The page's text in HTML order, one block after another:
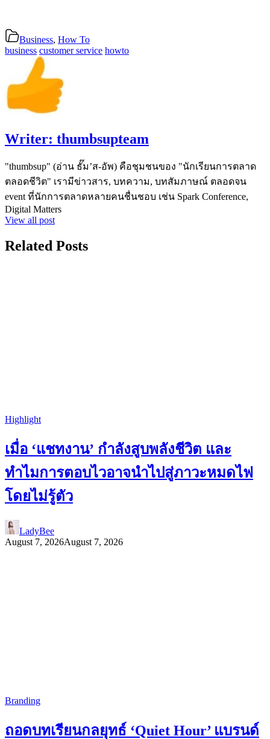
Business, How To
business customer service howto
Writer: thumbsupteam
"thumbsup" (อ่าน ธั๊ม’ส-อัพ) คือชุมชนของ "นักเรียนการตลาด
ตลอดชีวิต" เรามีข่าวสาร, บทความ, บทสัมภาษณ์ ตลอดจน
event ที่นักการตลาดหลายคนชื่นชอบ เช่น Spark Conference,
Digital Matters
View all post
Related Posts
Highlight
เมื่อ ‘แชทงาน’ กำลังสูบพลังชีวิต และ
ทำไมการตอบไวอาจนำไปสู่ภาวะหมดไฟ
โดยไม่รู้ตัว
LadyBee
August 7, 2026August 7, 2026
Branding
ถอดบทเรียนกลยุทธ์ ‘Quiet Hour’ แบรนด์